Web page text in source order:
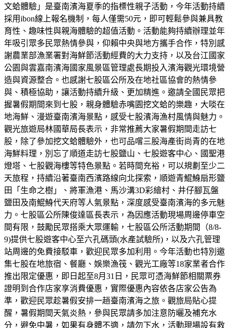
文蛤體驗」是臺南濱海夏季的指標性親子活動，今年活動持續
採用ibon線上報名機制，每人僅需50元，即可輕鬆參與兼具教
育性、趣味性與親海體驗的超值活動。活動能夠持續辦理並年
年吸引眾多民眾熱情參與，仰賴中央與地方攜手合作，特別感
謝農業部漁業署對海鮮節活動經費的大力支持，以及台江國家
公園與雲嘉南濱海國家風景區管理處長期投入濱海觀光環境營
造與資源整合。也感謝七股區公所及在地社區協會的熱情參
與、積極協助，讓活動持續升級、更加精進。邀請全國民眾把
握暑假期間來到七股，親身體驗赤嘴園挖文蛤的樂趣，大啖在
地海鮮、漫遊臺南濱海景點，感受七股濱海漁村風情與魅力。
觀光旅遊局林國華局長表示，非常推薦大家暑假期間走訪七
股，除了參加挖文蛤體驗外，也可品嚐三股海產街尚青的在地
海鮮料理，別忘了順道走訪七股鹽山、七股遊客中心、國聖港
燈塔、七股觀海樓等特色景點。若時間充裕，可以規劃至少二
天旅程，持續沿著臺南西濱路線向北探索，順遊青鯤鯓扇形鹽
田「生命之樹」、將軍漁港、馬沙溝3D彩繪村、井仔腳瓦盤
鹽田及南鯤鯓代天府等人氣景點，深度感受臺南濱海的多元魅
力。七股區公所陳俊達區長表示，為因應活動現場周邊停車空
間有限，鼓勵民眾搭乘大眾運輸，七股區公所活動期間（8/8-
9)提供七股遊客中心至六孔碼頭(水產試驗所)，以及六孔管理
站周邊的免費接駁車，歡迎民眾多加利用。今年活動也特別邀
集七股在地旅宿、餐廳、娛樂漁筏、觀光工廠等18家業者合作
推出限定優惠，即日起至8月31日，民眾可憑海鮮節相關票券
證明到合作店家享消費優惠，實際優惠內容依各店家公告為
準，歡迎民眾趁暑假安排一趟臺南濱海之旅。觀旅局貼心提
醒，暑假期間天氣炎熱，參與民眾請多加注意防曬及補充水
分，避免中暑，如果有身體不適，請勿下水，活動現場設有救